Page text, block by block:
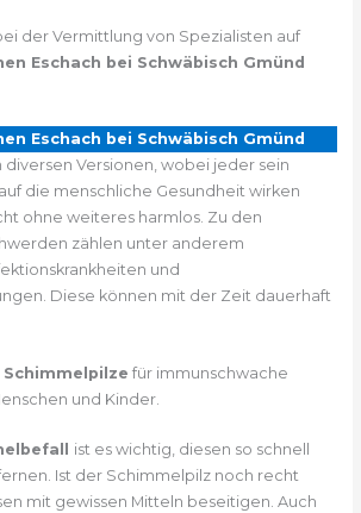
der Vermittlung von Spezialisten auf
Eschach bei Schwäbisch Gmünd
Eschach bei Schwäbisch Gmünd
diversen Versionen, wobei jeder sein
die menschliche Gesundheit wirken
ohne weiteres harmlos. Zu den
zählen unter anderem
und
Diese können mit der Zeit dauerhaft
Schimmelpilze für immunschwache
und Kinder.
ist es wichtig, diesen so schnell
Ist der Schimmelpilz noch recht
mit gewissen Mitteln beseitigen. Auch